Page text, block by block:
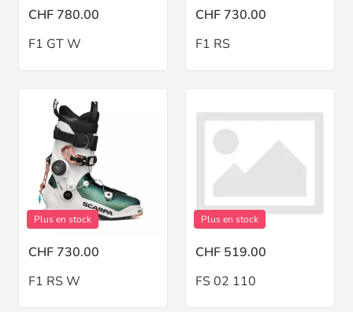
CHF 780.00
F1 GT W
CHF 730.00
F1 RS
Plus en stock
CHF 730.00
F1 RS W
Plus en stock
CHF 519.00
FS 02 110